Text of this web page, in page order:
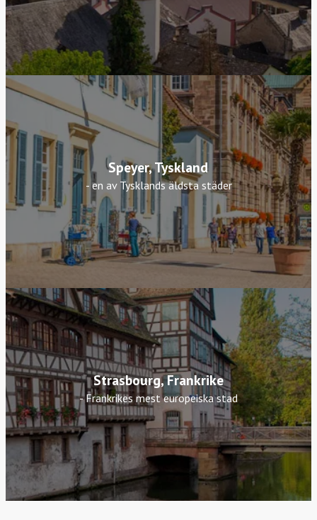
Speyer, Tyskland
- en av Tysklands äldsta städer
Strasbourg, Frankrike
- Frankrikes mest europeiska stad